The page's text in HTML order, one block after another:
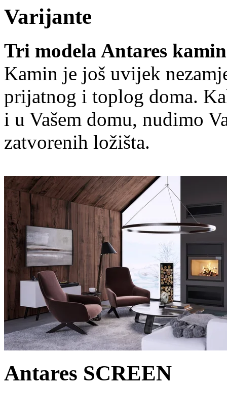
Varijante
Tri modela Antares
Kamin je još uvijek
prijatnog i toplog doma.
i u Vašem domu, nudimo
zatvorenih ložišta.
Antares SCREEN